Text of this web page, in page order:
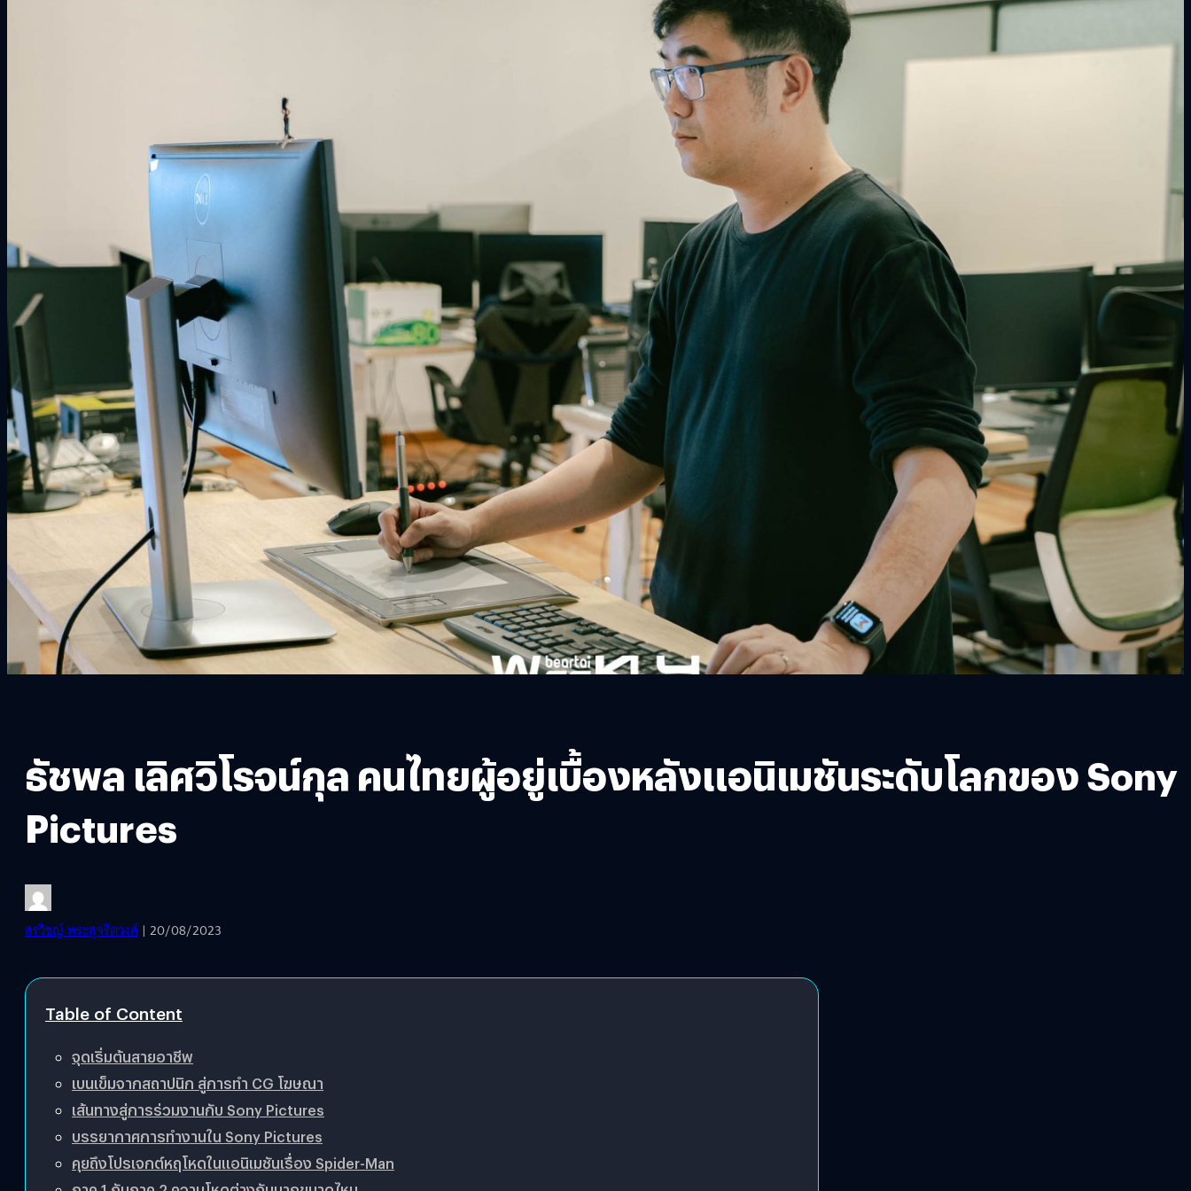
ธัชพล เลิศวิโรจน์กุล คนไทยผู้อยู่เบื้องหลังแอนิเมชันระดับโลกของ Sony
Pictures
สรวิชญ์ พระสุจริตวงศ์ | 20/08/2023
Table of Content
จุดเริ่มต้นสายอาชีพ
เบนเข็มจากสถาปนิก สู่การทำ CG โฆษณา
เส้นทางสู่การร่วมงานกับ Sony Pictures
บรรยากาศการทำงานใน Sony Pictures
คุยถึงโปรเจกต์หฤโหดในแอนิเมชันเรื่อง Spider-Man